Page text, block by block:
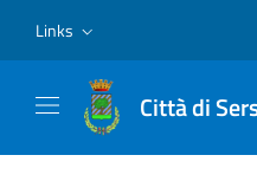
Links
Città di